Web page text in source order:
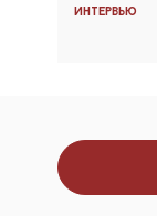
Интервью
Интервью